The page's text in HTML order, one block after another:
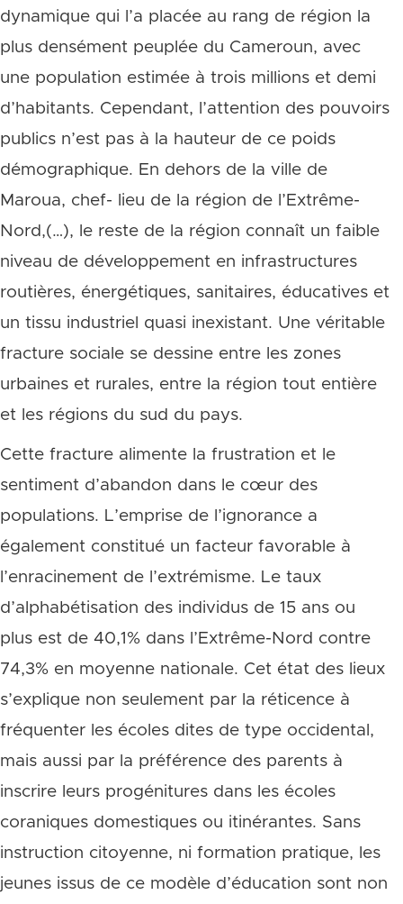
dynamique qui l’a placée au rang de région la
plus densément peuplée du Cameroun, avec
une population estimée à trois millions et demi
d’habitants. Cependant, l’attention des pouvoirs
publics n’est pas à la hauteur de ce poids
démographique. En dehors de la ville de
Maroua, chef- lieu de la région de l’Extrême-
Nord,(…), le reste de la région connaît un faible
niveau de développement en infrastructures
routières, énergétiques, sanitaires, éducatives et
un tissu industriel quasi inexistant. Une véritable
fracture sociale se dessine entre les zones
urbaines et rurales, entre la région tout entière
et les régions du sud du pays.
Cette fracture alimente la frustration et le
sentiment d’abandon dans le cœur des
populations. L’emprise de l’ignorance a
également constitué un facteur favorable à
l’enracinement de l’extrémisme. Le taux
d’alphabétisation des individus de 15 ans ou
plus est de 40,1% dans l’Extrême-Nord contre
74,3% en moyenne nationale. Cet état des lieux
s’explique non seulement par la réticence à
fréquenter les écoles dites de type occidental,
mais aussi par la préférence des parents à
inscrire leurs progénitures dans les écoles
coraniques domestiques ou itinérantes. Sans
instruction citoyenne, ni formation pratique, les
jeunes issus de ce modèle d’éducation sont non